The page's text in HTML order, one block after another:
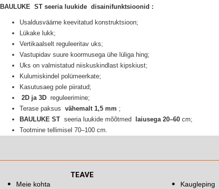
BAULUKE ST seeria luukide disainifunktsioonid :
Usaldusväärne keevitatud konstruktsioon;
Lükake lukk;
Vertikaalselt reguleeritav uks;
Vastupidav suure koormusega ühe lüliga hing;
Uks on valmistatud niiskuskindlast kipskiust;
Kulumiskindel polümeerkate;
Kasutusaeg pole piiratud;
2D ja 3D reguleerimine;
Terase paksus vähemalt 1,5 mm ;
BAULUKE ST seeria luukide mõõtmed laiusega 20–60 cm;
Tootmine tellimisel 70–100 cm.
TEAVE
Meie kohta
Kaugleping